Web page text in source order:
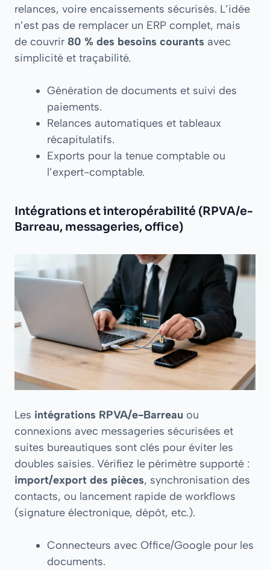
relances, voire encaissements sécurisés. L’idée
n’est pas de remplacer un ERP complet, mais
de couvrir 80 % des besoins courants avec
simplicité et traçabilité.
Génération de documents et suivi des
paiements.
Relances automatiques et tableaux
récapitulatifs.
Exports pour la tenue comptable ou
l’expert-comptable.
Intégrations et interopérabilité (RPVA/e-
Barreau, messageries, office)
Les intégrations RPVA/e-Barreau ou
connexions avec messageries sécurisées et
suites bureautiques sont clés pour éviter les
doubles saisies. Vérifiez le périmètre supporté :
import/export des pièces, synchronisation des
contacts, ou lancement rapide de workflows
(signature électronique, dépôt, etc.).
Connecteurs avec Office/Google pour les
documents.